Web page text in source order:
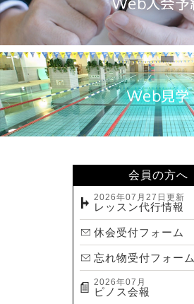
2024.08(21)
2024.07(20)
2024.06(29)
2024.05(22)
2024.04(20)
2024.03(16)
会員の方へ
2026年07月27日更新
レッスン代行情報
休会受付フォーム
忘れ物受付フォーム
2026年07月
ピノス会報